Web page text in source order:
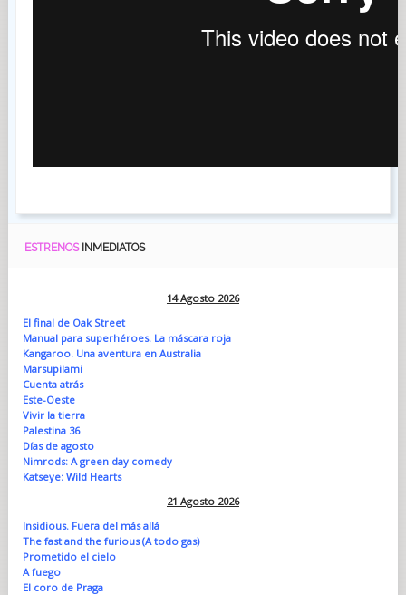
ESTRENOS INMEDIATOS
14 Agosto 2026
El final de Oak Street
Manual para superhéroes. La máscara roja
Kangaroo. Una aventura en Australia
Marsupilami
Cuenta atrás
Este-Oeste
Vivir la tierra
Palestina 36
Días de agosto
Nimrods: A green day comedy
Katseye: Wild Hearts
21 Agosto 2026
Insidious. Fuera del más allá
The fast and the furious (A todo gas)
Prometido el cielo
A fuego
El coro de Praga